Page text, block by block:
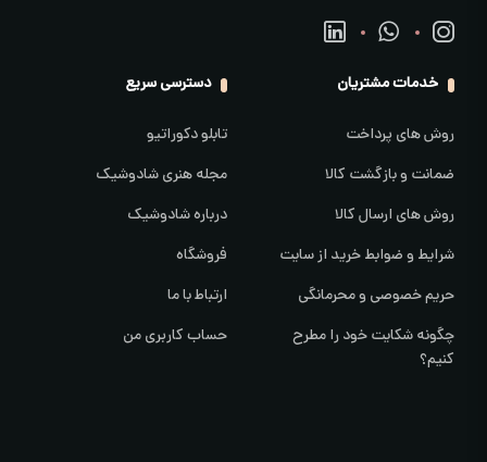
خدمات مشتریان
روش های پرداخت
ضمانت و بازگشت کالا
روش های ارسال کالا
شرایط و ضوابط خرید از سایت
حریم خصوصی و محرمانگی
چگونه شکایت خود را مطرح
کنیم؟
دسترسی سریع
تابلو دکوراتیو
مجله هنری شادوشیک
درباره شادوشیک
فروشگاه
ارتباط با ما
حساب کاربری من